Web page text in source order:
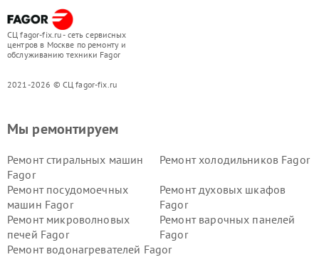
СЦ fagor-fix.ru - сеть сервисных
центров в Москве по ремонту и
обслуживанию техники Fagor
2021-2026 © СЦ fagor-fix.ru
Мы ремонтируем
Ремонт стиральных машин
Fagor
Ремонт холодильников Fagor
Ремонт посудомоечных
машин Fagor
Ремонт духовых шкафов
Fagor
Ремонт микроволновых
печей Fagor
Ремонт варочных панелей
Fagor
Ремонт водонагревателей Fagor